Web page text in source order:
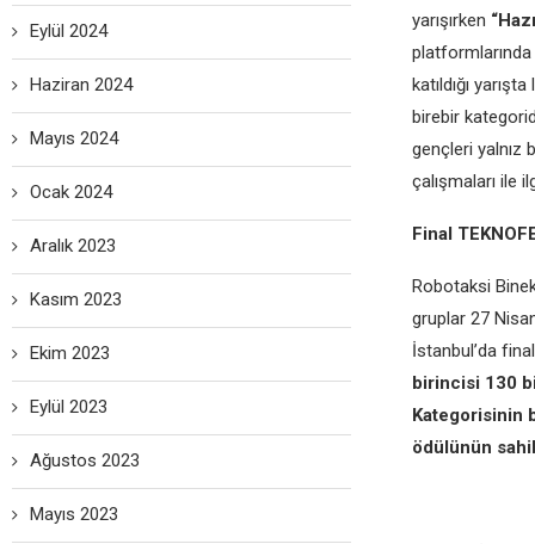
yarışırken
platformlarında
katıldığı
birebir
gençleri yalnız
çalışmaları ile
Final
Robotaksi
gruplar 27
İstanbul’da
birincisi 130
Kategorisinin
ödülünün
Eylül 2024
Haziran 2024
Mayıs 2024
Ocak 2024
Aralık 2023
Kasım 2023
Ekim 2023
Eylül 2023
Ağustos 2023
Mayıs 2023